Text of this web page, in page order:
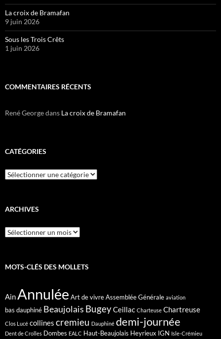
La croix de Bramafan
9 juin 2026
Sous les Trois Crêts
1 juin 2026
COMMENTAIRES RÉCENTS
René Georgedans La croix de Bramafan
CATÉGORIES
Catégories
ARCHIVES
Archives
MOTS-CLÉS DES MOLLETS
AinAnnulée Art de vivreAssemblée Générale aviation
bas dauphiné Beaujolais BugeyCeillac Charteuse Chartreuse
Clos Lucé collines cremieu Dauphiné demi-journée
Dent de Crolles Dombes EALC Haut-Beaujolais Heyrieux IGN Isle-Crémieu